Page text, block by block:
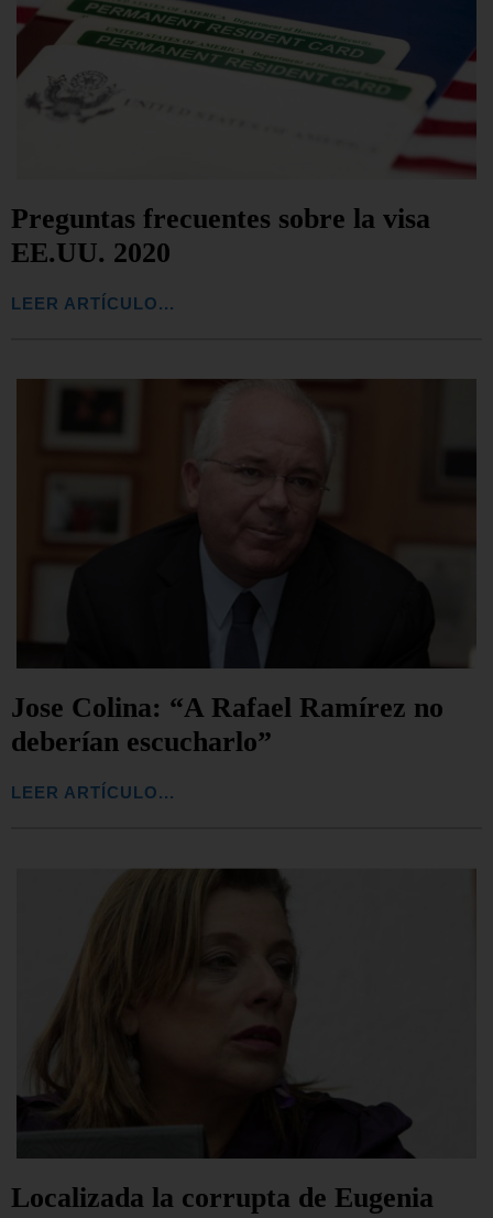
Preguntas frecuentes sobre la visa
EE.UU. 2020
LEER ARTÍCULO...
Jose Colina: “A Rafael Ramírez no
deberían escucharlo”
LEER ARTÍCULO...
Localizada la corrupta de Eugenia